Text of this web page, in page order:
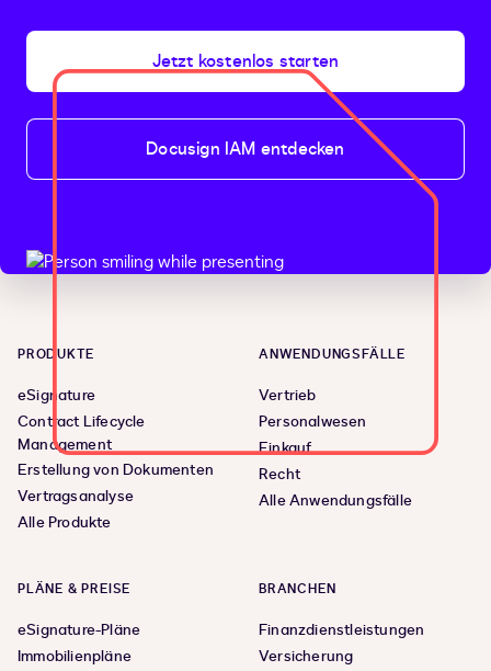
Jetzt kostenlos starten
Docusign IAM entdecken
PRODUKTE
eSignature
Contract Lifecycle
Management
Erstellung von Dokumenten
Vertragsanalyse
Alle Produkte
ANWENDUNGSFÄLLE
Vertrieb
Personalwesen
Einkauf
Recht
Alle Anwendungsfälle
PLÄNE & PREISE
eSignature-Pläne
Immobilienpläne
BRANCHEN
Finanzdienstleistungen
Versicherung